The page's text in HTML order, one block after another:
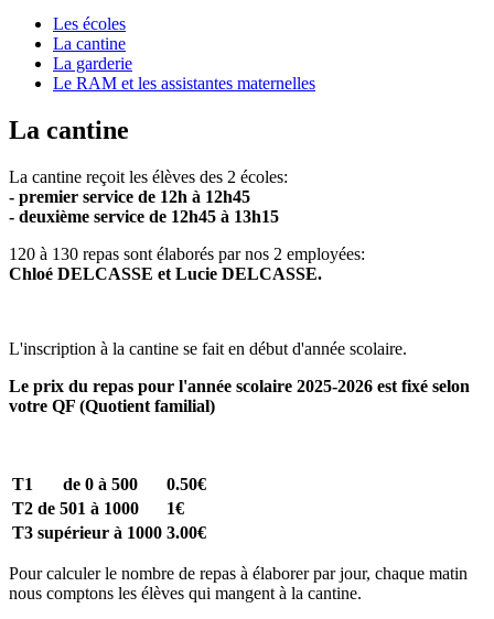
Les écoles
La cantine
La garderie
Le RAM et les assistantes maternelles
La cantine
La cantine reçoit les élèves des 2 écoles:
- premier service de 12h à 12h45
- deuxième service de 12h45 à 13h15
120 à 130 repas sont élaborés par nos 2 employées:
Chloé DELCASSE et Lucie DELCASSE.
L'inscription à la cantine se fait en début d'année scolaire.
Le prix du repas pour l'année scolaire 2025-2026 est fixé selon
votre QF (Quotient familial)
T1 de 0 à 500
0.50€
T2 de 501 à 1000
1€
T3 supérieur à 1000 3.00€
Pour calculer le nombre de repas à élaborer par jour, chaque matin
nous comptons les élèves qui mangent à la cantine.